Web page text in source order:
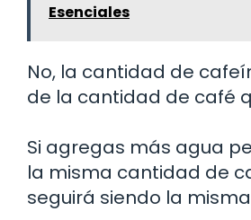
Esenciales
No, la cantidad de
de la cantidad de café
Si agregas más agua
la misma cantidad de
seguirá siendo la